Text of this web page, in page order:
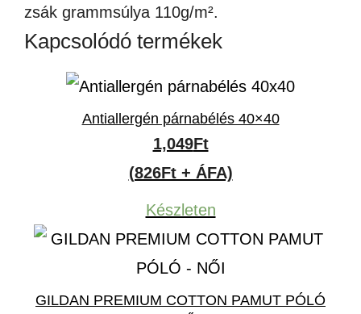
zsák grammsúlya 110g/m².
Kapcsolódó termékek
Antiallergén párnabélés 40×40
1,049Ft
(826Ft + ÁFA)
Készleten
GILDAN PREMIUM COTTON PAMUT PÓLÓ